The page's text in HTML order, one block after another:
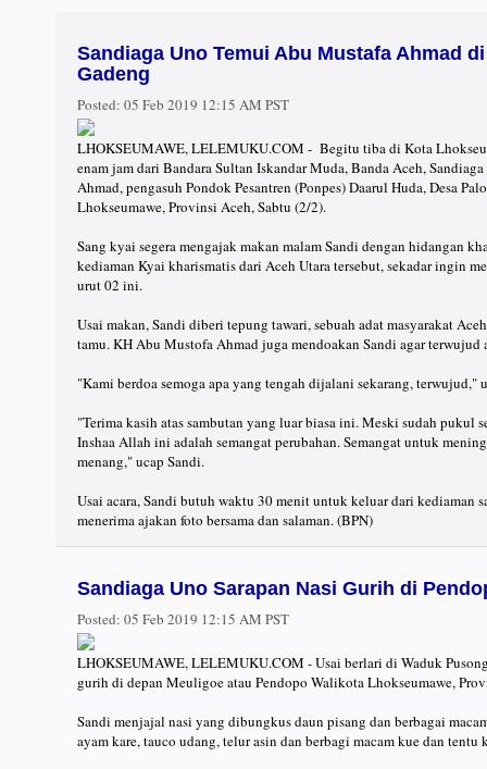
Sandiaga Uno Temui Abu Mustafa Ahmad
Gadeng
Posted: 05 Feb 2019 12:15 AM PST
LHOKSEUMAWE, LELEMUKU.COM - Begitu tiba di Kota
enam jam dari Bandara Sultan Iskandar Muda, Banda Aceh,
Ahmad, pengasuh Pondok Pesantren (Ponpes) Daarul Huda, Desa
Lhokseumawe, Provinsi Aceh, Sabtu (2/2).
Sang kyai segera mengajak makan malam Sandi dengan hidangan
kediaman Kyai kharismatis dari Aceh Utara tersebut, sekadar ingin
urut 02 ini.
Usai makan, Sandi diberi tepung tawari, sebuah adat masyarakat
tamu. KH Abu Mustofa Ahmad juga mendoakan Sandi agar
"Kami berdoa semoga apa yang tengah dijalani sekarang, terwujud,"
"Terima kasih atas sambutan yang luar biasa ini. Meski sudah pukul
Inshaa Allah ini adalah semangat perubahan. Semangat untuk
menang," ucap Sandi.
Usai acara, Sandi butuh waktu 30 menit untuk keluar dari kediaman
menerima ajakan foto bersama dan salaman. (BPN)
Sandiaga Uno Sarapan Nasi Gurih di
Posted: 05 Feb 2019 12:15 AM PST
LHOKSEUMAWE, LELEMUKU.COM - Usai berlari di Waduk
gurih di depan Meuligoe atau Pendopo Walikota Lhokseumawe,
Sandi menjajal nasi yang dibungkus daun pisang dan berbagai
ayam kare, tauco udang, telur asin dan berbagi macam kue dan tentu